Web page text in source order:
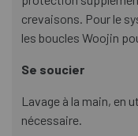
crevaisons. Pour le
les boucles Woojin
Se soucier
Lavage à la main, en
nécessaire.